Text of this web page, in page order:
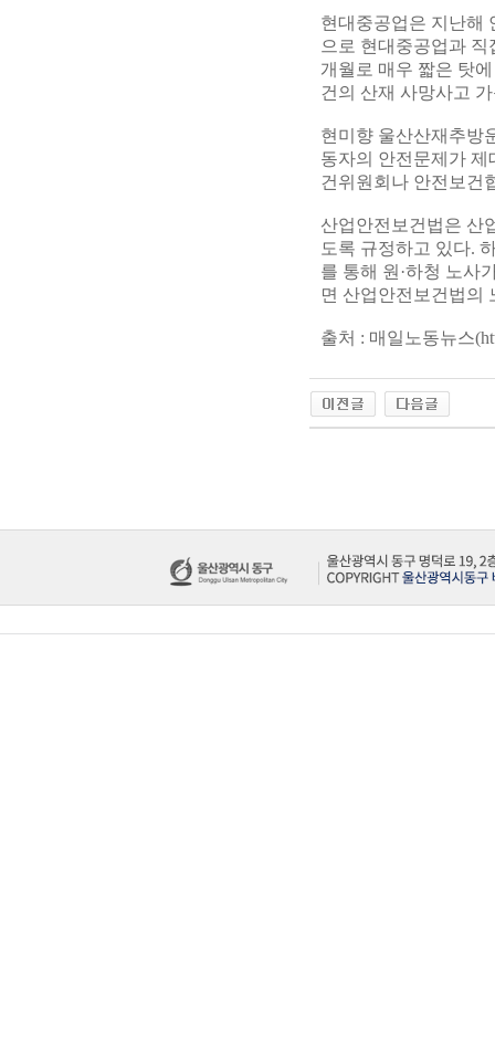
현대중공업은 지난해
으로 현대중공업과 직
개월로 매우 짧은 탓
건의 산재 사망사고
현미향 울산산재추방
동자의 안전문제가 제
건위원회나 안전보건
산업안전보건법은 산
도록 규정하고 있다.
를 통해 원·하청 노사
면 산업안전보건법의
출처 : 매일노동뉴스